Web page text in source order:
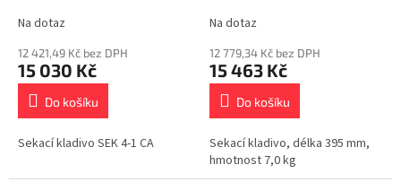
Na dotaz
12 421,49 Kč bez DPH
15 030 Kč
Do košíku
Sekací kladivo SEK 4-1 CA
Na dotaz
12 779,34 Kč bez DPH
15 463 Kč
Do košíku
Sekací kladivo, délka 395 mm,
hmotnost 7,0 kg